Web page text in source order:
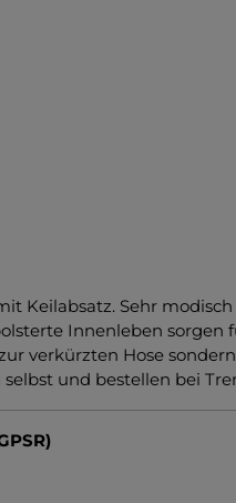
Keilabsatz. Sehr
Innenleben
verkürzten Hose
und bestellen bei